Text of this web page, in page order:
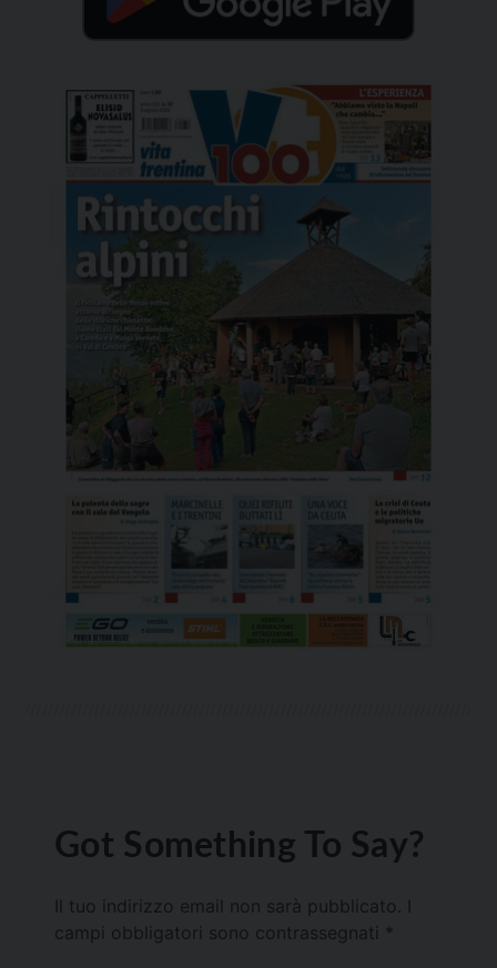
Got Something To Say?
Il tuo indirizzo email non sarà pubblicato.
campi obbligatori sono contrassegnati *